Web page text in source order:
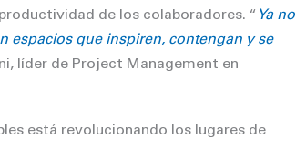
de los colaboradores. “ Ya no
espacios que inspiren, contengan y se
líder de Project Management en
está revolucionando los lugares de